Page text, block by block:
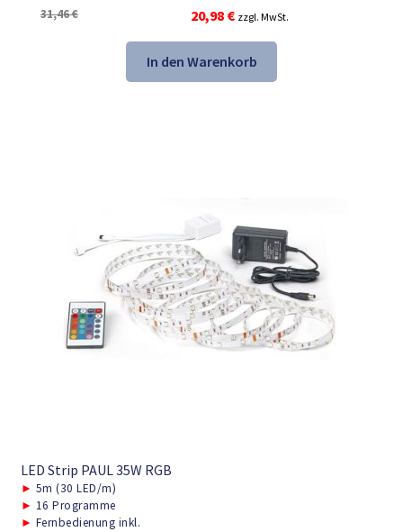
31,46€
Ursprünglicher
Preis
war:
31,46 €
20,98 €Aktueller
Preis
ist:
20,98 €.
zzgl. MwSt.
In den Warenkorb
LED Strip PAUL 35W RGB
► 5m (30 LED/m)
► 16 Programme
► Fernbedienung inkl.